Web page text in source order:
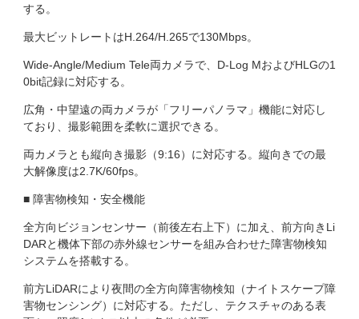
する。
最大ビットレートはH.264/H.265で130Mbps。
Wide-Angle/Medium Tele両カメラで、D-Log MおよびHLGの1
0bit記録に対応する。
広角・中望遠の両カメラが「フリーパノラマ」機能に対応し
ており、撮影範囲を柔軟に選択できる。
両カメラとも縦向き撮影（9:16）に対応する。縦向きでの最
大解像度は2.7K/60fps。
■ 障害物検知・安全機能
全方向ビジョンセンサー（前後左右上下）に加え、前方向きLi
DARと機体下部の赤外線センサーを組み合わせた障害物検知
システムを搭載する。
前方LiDARにより夜間の全方向障害物検知（ナイトスケープ障
害物センシング）に対応する。ただし、テクスチャのある表